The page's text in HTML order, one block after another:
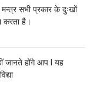
मन्त्र सभी प्रकार के दुःखों
करता है।
जानते होंगे आप l यह